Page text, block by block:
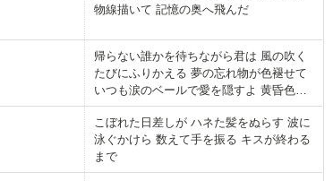
物線描いて 記憶の奥へ飛んだ
帰らない誰かを待ちながら君は 風の吹く
たびにふりかえる 夢の忘れ物が色褪せて
いつも涙のベールで愛を隠すよ 黄昏色の
髪
こぼれた日差しが ハネた髪をぬらす 波に
泳ぐかけら 数えて手を振る キスが終わる
まで